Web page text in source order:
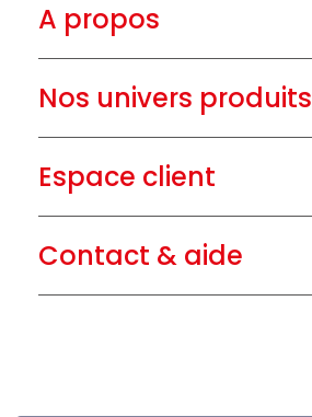
A propos
Nos univers produits
Espace client
Contact & aide